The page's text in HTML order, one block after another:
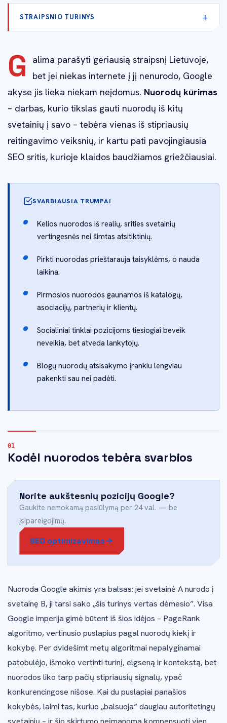
STRAIPSNIO TURINYS
G
alima parašyti geriausią straipsnį Lietuvoje,
bet jei niekas internete į jį nenurodo, Google
akyse jis lieka niekam neįdomus. Nuorodų kūrimas
– darbas, kurio tikslas gauti nuorodų iš kitų
svetainių į savo – tebėra vienas iš stipriausių
reitingavimo veiksnių, ir kartu pati pavojingiausia
SEO sritis, kurioje klaidos baudžiamos griežčiausiai.
SVARBIAUSIA TRUMPAI
Kelios nuorodos iš realių, srities svetainių
vertingesnės nei šimtas atsitiktinių.
Pirkti nuorodas prieštarauja taisyklėms, o nauda
laikina.
Pirmosios nuorodos gaunamos iš katalogų,
asociacijų, partnerių ir klientų.
Socialiniai tinklai pozicijoms tiesiogiai beveik
neveikia, bet atveda lankytojų.
Blogų nuorodų atsisakymo įrankiu lengviau
pakenkti sau nei padėti.
Kodėl nuorodos tebėra svarbios
Norite aukštesnių pozicijų Google?
Gaukite nemokamą pasiūlymą per 24 val. — be
įsipareigojimų.
SEO optimizavimas
Nuoroda Google akimis yra balsas: jei svetainė A nurodo į
svetainę B, ji tarsi sako „šis turinys vertas dėmesio”. Visa
Google imperija gimė būtent iš šios idėjos – PageRank
algoritmo, vertinusio puslapius pagal nuorodų kiekį ir
kokybę. Per dvidešimt metų algoritmai nepalyginamai
patobulėjo, išmoko vertinti turinį, elgseną ir kontekstą, bet
nuorodos liko tarp pačių stipriausių signalų, ypač
konkurencingose nišose. Kai du puslapiai panašios
kokybės, laimi tas, kuriuo „balsuoja” daugiau autoritetingų